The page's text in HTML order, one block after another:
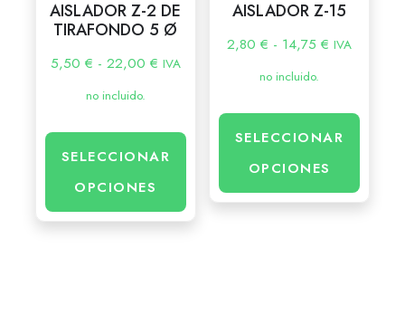
AISLADOR Z-2 DE
TIRAFONDO 5 Ø
5,50 € - 22,00 € IVA
no incluido.
SELECCIONAR
OPCIONES
AISLADOR Z-15
2,80€ - 14,75€ IVA
no incluido.
SELECCIONAR
OPCIONES